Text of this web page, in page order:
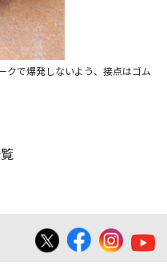
クで爆発しないよう、接点はゴム